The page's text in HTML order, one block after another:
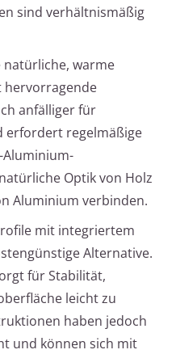
sind verhältnismäßig
warme
hervorragende
anfälliger für
erfordert regelmäßige
Aluminium-
Optik von Holz
Aluminium verbinden.
mit integriertem
Alternative.
für Stabilität,
leicht zu
haben jedoch
und können sich mit